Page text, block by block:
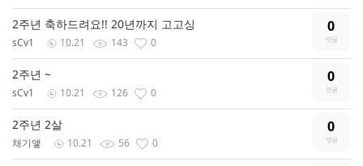
2주년 축하드려요!! 20년까지 고고싱 0
sCv1 10.21 143 0
2주년 ~ 0
sCv1 10.21 126 0
2주년 2살 0
채기앻 10.21 56 0